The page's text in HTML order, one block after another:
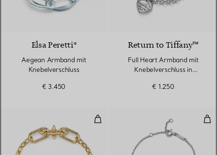
Elsa Peretti®
Aegean Armband mit
Knebelverschluss
€ 3.450
Return to Tiffany™
Full Heart Armband mit
Knebelverschluss in
€ 1.250
Armband mit mittelgroßen